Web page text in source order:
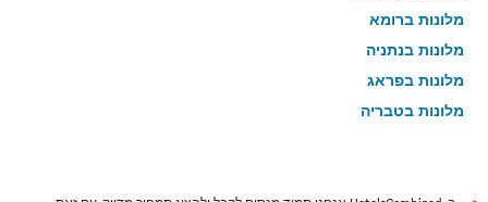
מלונות ברומא
מלונות בנתניה
מלונות בפראג
מלונות בטבריה